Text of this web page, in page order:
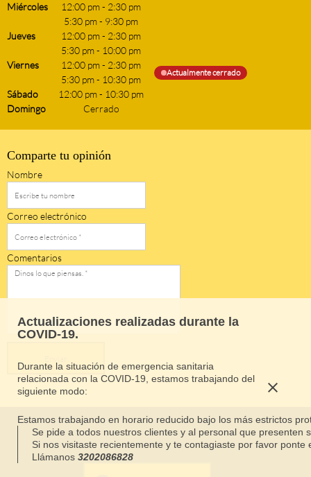
Comparte tu opinión
Nombre
Correo electrónico
Comentarios
Miércoles
12:00 pm- 2:30 pm
5:30 pm- 9:30 pm
Jueves
12:00 pm- 2:30 pm
5:30 pm- 10:00 pm
Viernes
12:00 pm- 2:30 pm
5:30 pm- 10:30 pm
Actualmente cerrado
Sábado 12:00 pm- 10:30 pm
Domingo
Cerrado
Actualizaciones realizadas durante la
COVID-19.
Durante la situación de emergencia sanitaria
relacionada con la COVID-19, estamos trabajando del
siguiente modo:
Estamos trabajando en horario reducido bajo los más estrictos
Se pide a todos nuestros clientes y al personal que
Si nos visitaste recientemente y te contagiaste por favor ponte
Llámanos 3202086828